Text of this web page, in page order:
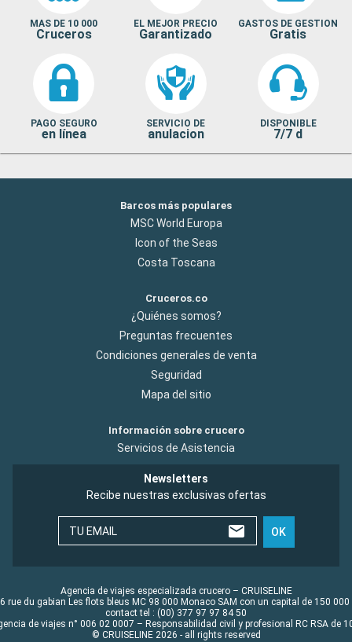
MAS DE 10 000
Cruceros
EL MEJOR PRECIO
Garantizado
GASTOS DE GESTION
Gratis
PAGO SEGURO
en línea
SERVICIO DE
anulacion
DISPONIBLE
7/7 d
Barcos más populares
MSC World Europa
Icon of the Seas
Costa Toscana
Cruceros.co
¿Quiénes somos?
Preguntas frecuentes
Condiciones generales de venta
Seguridad
Mapa del sitio
Información sobre crucero
Servicios de Asistencia
Newsletters
Recibe nuestras exclusivas ofertas
TU EMAIL OK
Agencia de viajes especializada crucero – CRUISELINE
rue du gabian Les flots bleus MC 98 000 Monaco SAM con un capital de 150 000
contact tel : (00) 377 97 97 84 50
de viajes n° 006 02 0007 – Responsabilidad civil y profesional RC RSA de
© CRUISELINE 2026 - all rights reserved